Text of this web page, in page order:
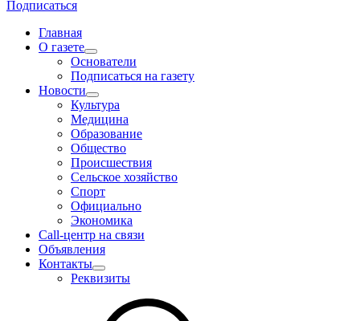
Подписаться
Главная
О газете
Основатели
Подписаться на газету
Новости
Культура
Медицина
Образование
Общество
Происшествия
Сельское хозяйство
Спорт
Официально
Экономика
Call-центр на связи
Объявления
Контакты
Реквизиты